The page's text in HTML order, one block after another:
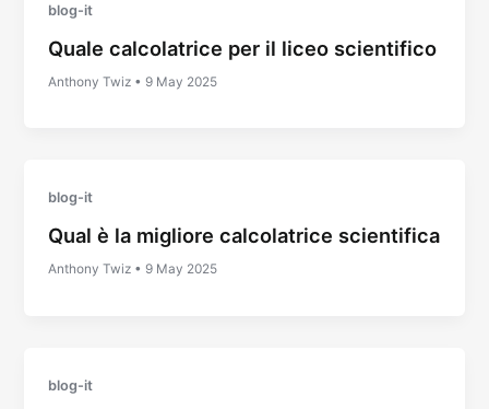
blog-it
Quale calcolatrice per il liceo scientifico
Anthony Twiz •9 May 2025
blog-it
Qual è la migliore calcolatrice scientifica
Anthony Twiz •9 May 2025
blog-it